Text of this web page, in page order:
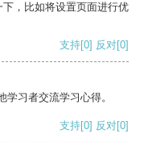
，比如将设置页面进行优
支持[0] 反对[0]
习者交流学习心得。
支持[0] 反对[0]